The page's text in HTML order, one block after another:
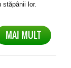
stăpânii lor.
MAI MULT